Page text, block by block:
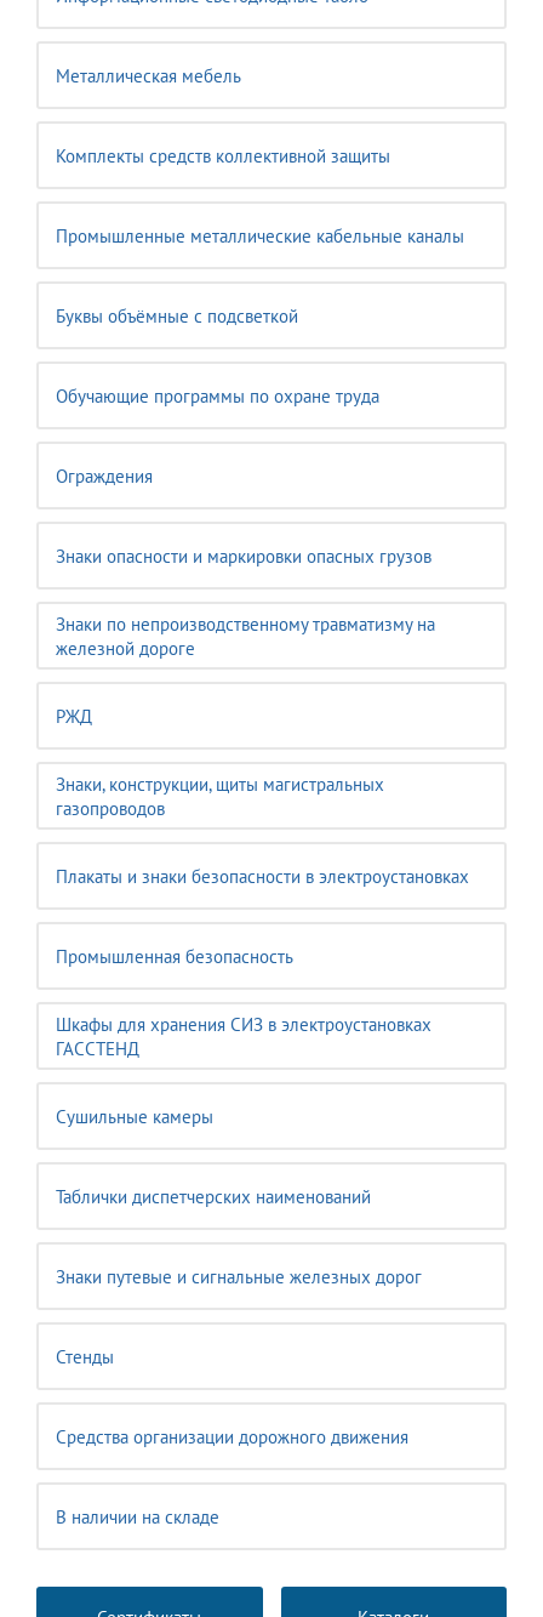
Металлическая мебель
Комплекты средств коллективной защиты
Промышленные металлические кабельные каналы
Буквы объёмные с подсветкой
Обучающие программы по охране труда
Ограждения
Знаки опасности и маркировки опасных грузов
Знаки по непроизводственному травматизму на
железной дороге
РЖД
Знаки, конструкции, щиты магистральных
газопроводов
Плакаты и знаки безопасности в электроустановках
Промышленная безопасность
Шкафы для хранения СИЗ в электроустановках
ГАССТЕНД
Сушильные камеры
Таблички диспетчерских наименований
Знаки путевые и сигнальные железных дорог
Стенды
Средства организации дорожного движения
В наличии на складе